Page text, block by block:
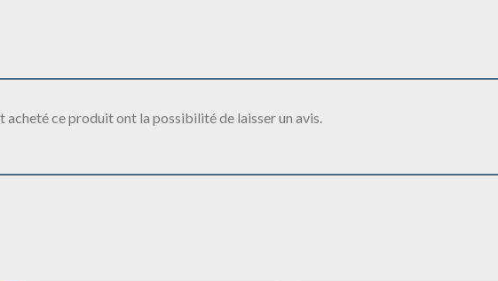
acheté ce produit ont la possibilité de laisser un avis.